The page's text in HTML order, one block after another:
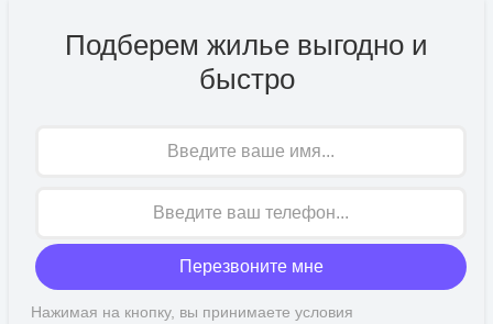
Подберем жилье выгодно и
быстро
Перезвоните мне
Нажимая на кнопку, вы принимаете условия